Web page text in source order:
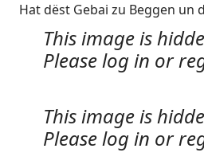
Hat dëst Gebai zu Beggen un
This image is
Please log in or
This image is
Please log in or